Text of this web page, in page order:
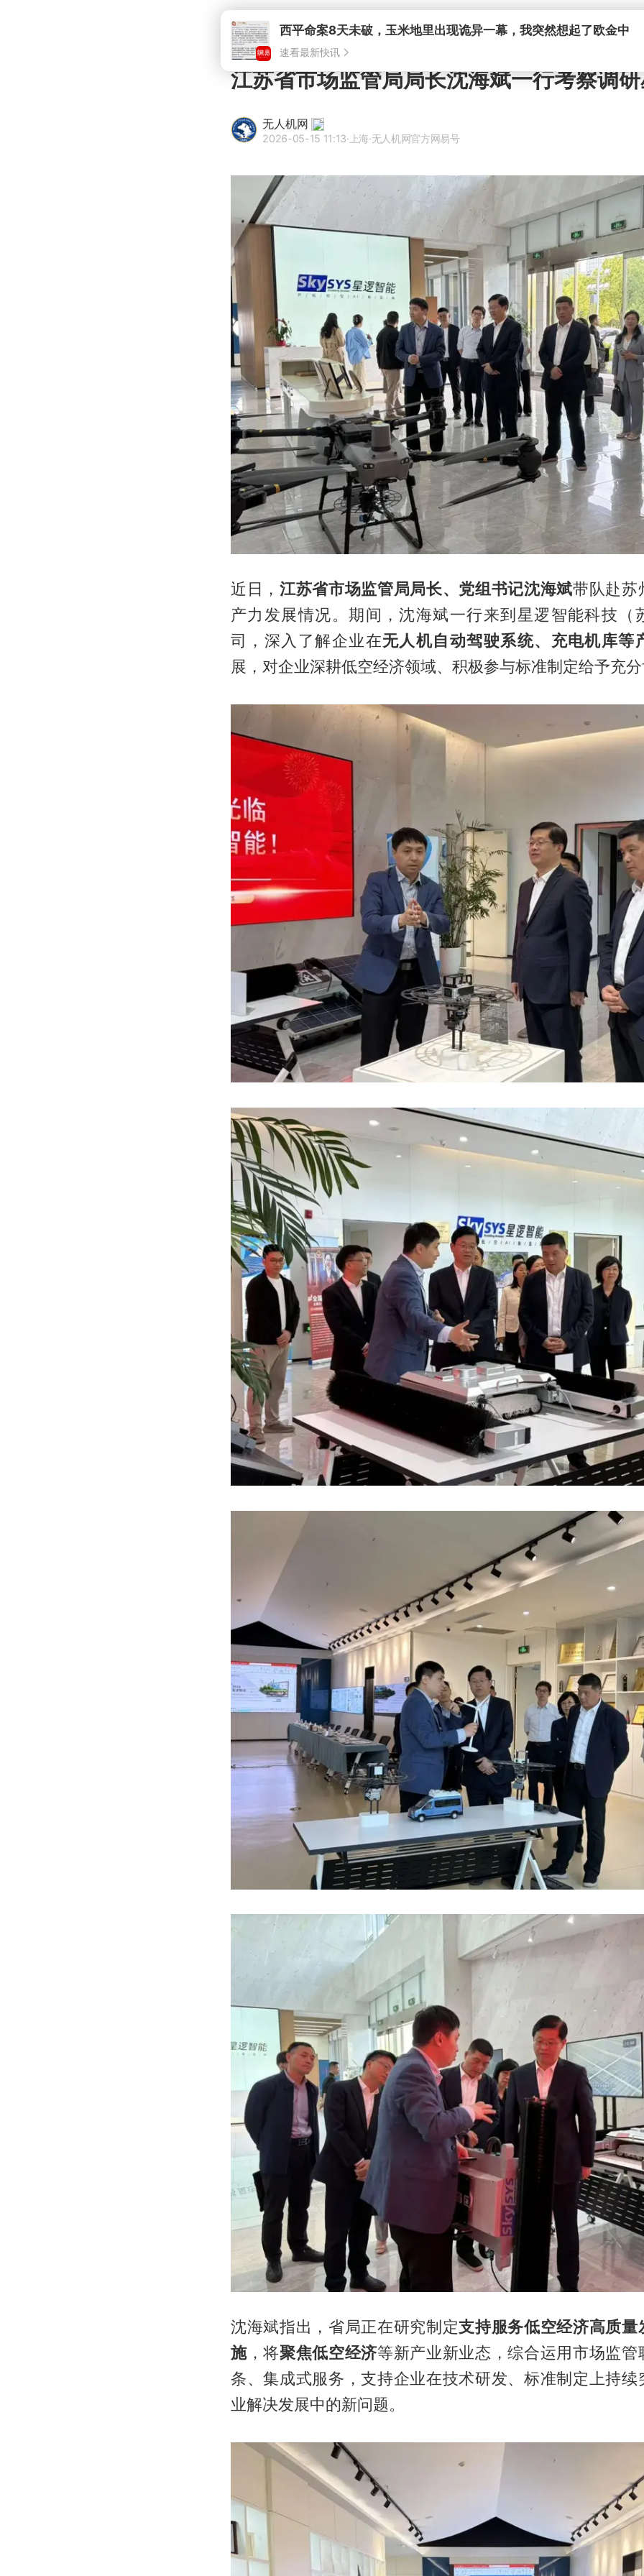
西平命案8天未破，玉米地里出现诡异一幕，我突然想起了欧金中
速看最新快讯
江苏省市场监管局局长沈海斌一行考察调
无人机网
2026-05-15 11:13·上海·无人机网官方网易号
近日， 江苏省市场监管局局长、党组书记沈海斌带队赴苏
产力发展情况。期间，沈海斌一行来到星逻智能科技（
司，深入了解企业在无人机自动驾驶系统、充电机库等
展，对企业深耕低空经济领域、积极参与标准制定给予充
沈海斌指出，省局正在研究制定支持服务低空经济高质量
施，将聚焦低空经济等新产业新业态，综合运用市场监管
条、集成式服务，支持企业在技术研发、标准制定上持续
业解决发展中的新问题。